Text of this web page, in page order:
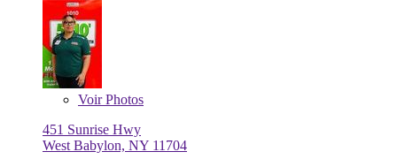
VoirPhotos
451 Sunrise Hwy
West Babylon, NY 11704